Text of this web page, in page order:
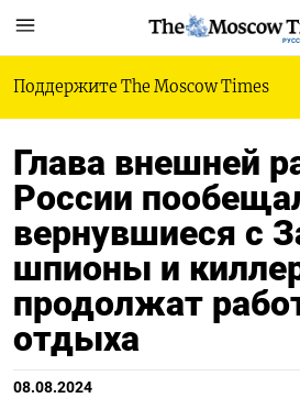
Поддержите The Moscow Times
Глава внешней
России
вернувшиеся с
шпионы и
продолжат
отдыха
08.08.2024